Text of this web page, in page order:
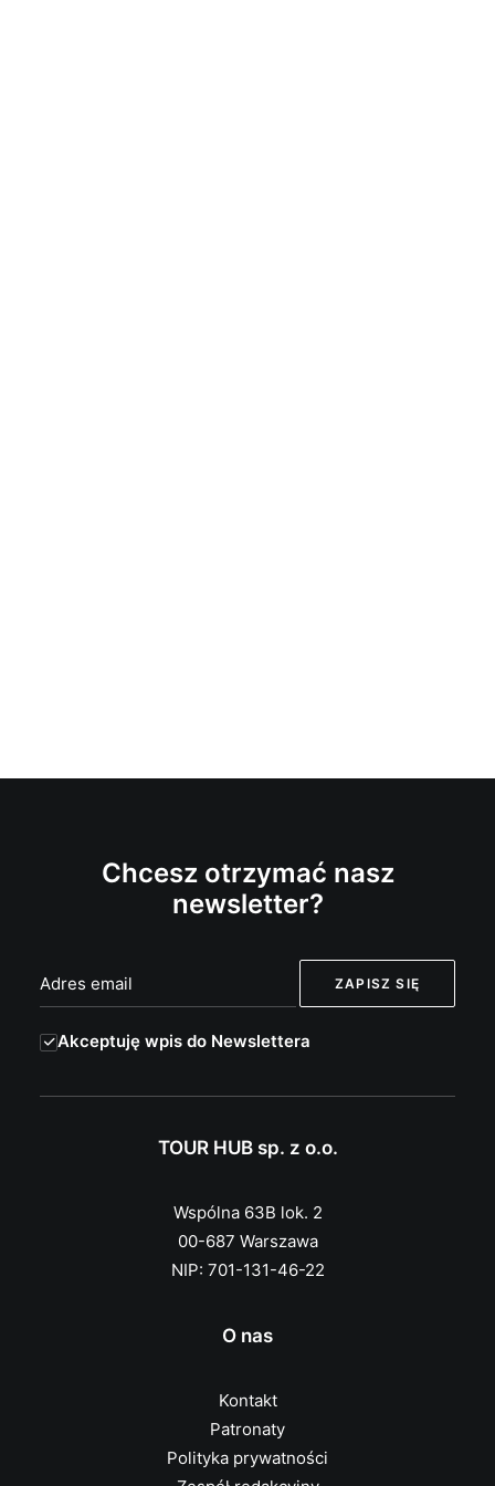
Chcesz otrzymać nasz
newsletter?
Akceptuję wpis do Newslettera
TOUR HUB sp. z o.o.
Wspólna 63B lok. 2
00-687 Warszawa
NIP: 701-131-46-22
O nas
Kontakt
Patronaty
Polityka prywatności